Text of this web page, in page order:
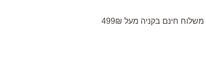
משלוח חינם בקניה מעל 499₪